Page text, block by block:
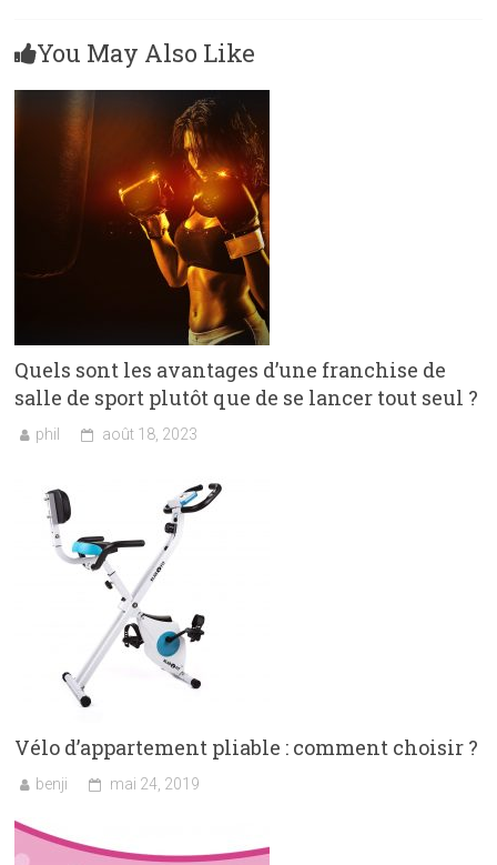
You May Also Like
Quels sont les avantages d’une franchise de
salle de sport plutôt que de se lancer tout seul ?
phil août 18, 2023
Vélo d’appartement pliable : comment choisir ?
benji mai 24, 2019